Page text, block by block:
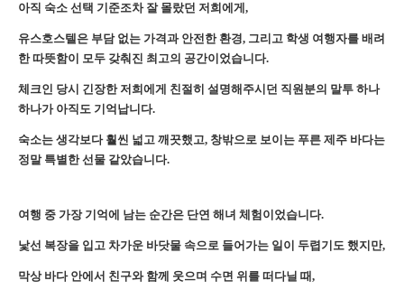
아직 숙소 선택 기준조차 잘 몰랐던 저희에게,
유스호스텔은 부담 없는 가격과 안전한 환경, 그리고 학생 여행자를 배려
한 따뜻함이 모두 갖춰진 최고의 공간이었습니다.
체크인 당시 긴장한 저희에게 친절히 설명해주시던 직원분의 말투 하나
하나가 아직도 기억납니다.
숙소는 생각보다 훨씬 넓고 깨끗했고, 창밖으로 보이는 푸른 제주 바다는
정말 특별한 선물 같았습니다.
여행 중 가장 기억에 남는 순간은 단연 해녀 체험이었습니다.
낯선 복장을 입고 차가운 바닷물 속으로 들어가는 일이 두렵기도 했지만,
막상 바다 안에서 친구와 함께 웃으며 수면 위를 떠다닐 때,